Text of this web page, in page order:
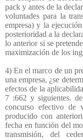
pack y antes de la
voluntades para la
empresa) y la
posterioridad a la
lo anterior si se
maximización de los
4) En el marco de un
una empresa, ¿se
efectos de la
7 :662 y siguientes.
concurso efectivo de
producido con
fecha en función del
transmisión, del